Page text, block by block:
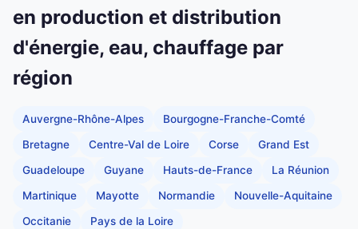
en production et distribution
d'énergie, eau, chauffage par
région
Auvergne-Rhône-Alpes Bourgogne-Franche-Comté
Bretagne Centre-Val de Loire Corse Grand Est
Guadeloupe Guyane Hauts-de-France La Réunion
Martinique Mayotte Normandie Nouvelle-Aquitaine
Occitanie Pays de la Loire